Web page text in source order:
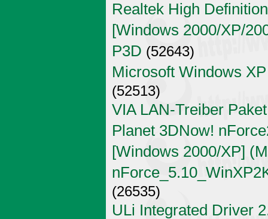
Realtek High
[Windows 2000/XP/
P3D (52643)
Microsoft Windows
(52513)
VIA LAN-Treiber
Planet 3DNow!
[Windows 2000/XP]
(26535)
ULi Integrated Driver